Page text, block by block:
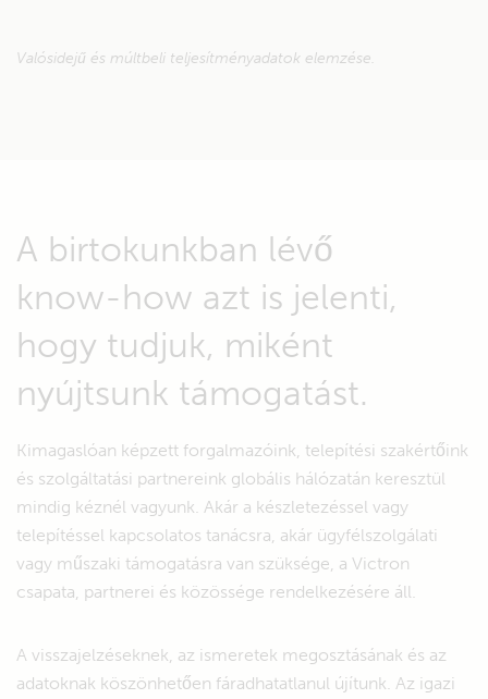
Valósidejű és múltbeli teljesítményadatok elemzése.
A birtokunkban lévő
know-how azt is jelenti,
hogy tudjuk, miként
nyújtsunk támogatást.
Kimagaslóan képzett forgalmazóink, telepítési szakértőink
és szolgáltatási partnereink globális hálózatán keresztül
mindig kéznél vagyunk. Akár a készletezéssel vagy
telepítéssel kapcsolatos tanácsra, akár ügyfélszolgálati
vagy műszaki támogatásra van szüksége, a Victron
csapata, partnerei és közössége rendelkezésére áll.
A visszajelzéseknek, az ismeretek megosztásának és az
adatoknak köszönhetően fáradhatatlanul újítunk. Az igazi